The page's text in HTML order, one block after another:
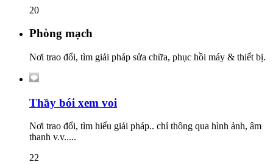
20
Phòng mạch
Nơi trao đổi, tìm giải pháp sửa chữa, phục hồi máy & thiết bị.
Thầy bói xem voi
Nơi trao đổi, tìm hiểu giải pháp.. chỉ thông qua hình ảnh, âm
thanh v.v.....
22